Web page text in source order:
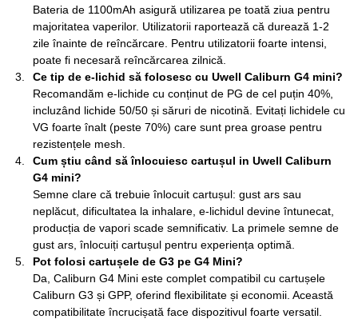
Bateria de 1100mAh asigură utilizarea pe toată ziua pentru
majoritatea vaperilor. Utilizatorii raportează că durează 1-2
zile înainte de reîncărcare. Pentru utilizatorii foarte intensi,
poate fi necesară reîncărcarea zilnică.
Ce tip de e-lichid să folosesc cu Uwell Caliburn G4 mini?
Recomandăm e-lichide cu conținut de PG de cel puțin 40%,
incluzând lichide 50/50 și săruri de nicotină. Evitați lichidele cu
VG foarte înalt (peste 70%) care sunt prea groase pentru
rezistențele mesh.
Cum știu când să înlocuiesc cartușul in Uwell Caliburn
G4 mini?
Semne clare că trebuie înlocuit cartușul: gust ars sau
neplăcut, dificultatea la inhalare, e-lichidul devine întunecat,
producția de vapori scade semnificativ. La primele semne de
gust ars, înlocuiți cartușul pentru experiența optimă.
Pot folosi cartușele de G3 pe G4 Mini?
Da, Caliburn G4 Mini este complet compatibil cu cartușele
Caliburn G3 și GPP, oferind flexibilitate și economii. Această
compatibilitate încrucișată face dispozitivul foarte versatil.